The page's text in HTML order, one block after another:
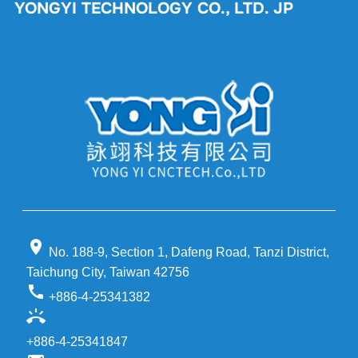
YONGYI TECHNOLOGY CO., LTD. JP
location_on
No. 188-9, Section 1, Dafeng Road, Tanzi District,
Taichung City, Taiwan 42756
call +886-4-25341382
ring_volume
+886-4-25341847